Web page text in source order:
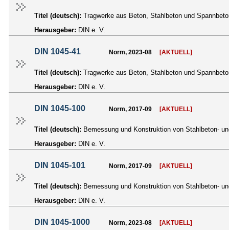
Titel (deutsch): Tragwerke aus Beton, Stahlbeton und
Herausgeber: DIN e. V.
DIN 1045-41 Norm, 2023-08 [AKTUELL]
Titel (deutsch): Tragwerke aus Beton, Stahlbeton und
Herausgeber: DIN e. V.
DIN 1045-100 Norm, 2017-09 [AKTUELL]
Titel (deutsch): Bemessung und Konstruktion von Stahlbeton-
Herausgeber: DIN e. V.
DIN 1045-101 Norm, 2017-09 [AKTUELL]
Titel (deutsch): Bemessung und Konstruktion von Stahlbeton-
Herausgeber: DIN e. V.
DIN 1045-1000 Norm, 2023-08 [AKTUELL]